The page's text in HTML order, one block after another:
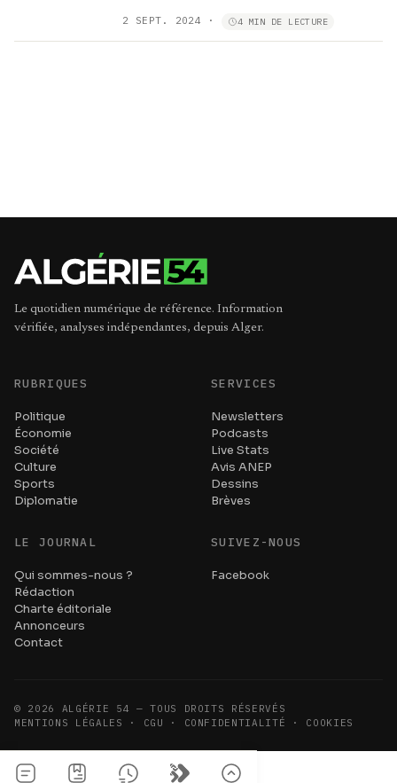
2 SEPT. 2024 · 4 MIN DE LECTURE
Le quotidien numérique de référence. Information
vérifiée, analyses indépendantes, depuis Alger.
RUBRIQUES
Politique
Économie
Société
Culture
Sports
Diplomatie
SERVICES
Newsletters
Podcasts
Live Stats
Avis ANEP
Dessins
Brèves
LE JOURNAL
Qui sommes-nous ?
Rédaction
Charte éditoriale
Annonceurs
Contact
SUIVEZ-NOUS
Facebook
© 2026
ALGÉRIE 54 — TOUS DROITS RÉSERVÉS
MENTIONS LÉGALES · CGU · CONFIDENTIALITÉ · COOKIES